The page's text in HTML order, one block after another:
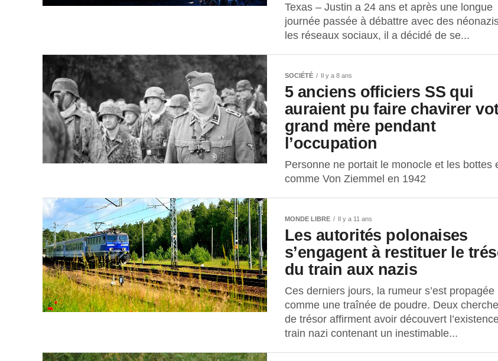
Texas – Justin a 24 ans et après une longue
journée passée à débattre avec des
les réseaux sociaux, il a décidé de se...
SOCIÉTÉ Il y a 8 ans
5 anciens officiers SS qui
auraient pu faire chavirer
grand mère pendant
l’occupation
Personne ne portait le monocle et les bottes
comme Von Ziemmel en 1942
MONDE LIBRE Il y a 11 ans
Les autorités polonaises
s’engagent à restituer le
du train aux nazis
Ces derniers jours, la rumeur s’est propagée
comme une traînée de poudre. Deux
de trésor affirment avoir découvert
train nazi contenant un inestimable...